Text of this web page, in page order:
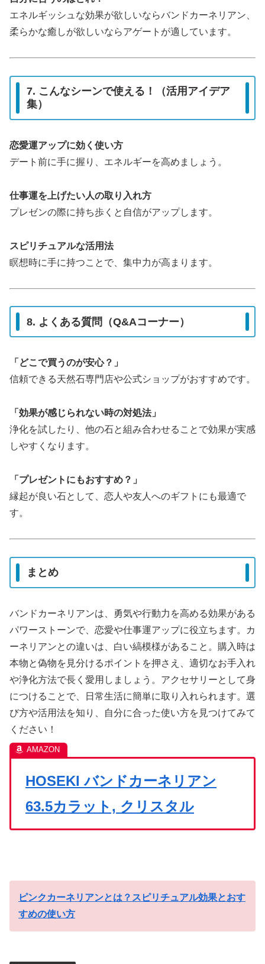
エネルギッシュな効果が欲しいならバンドカーネリアン、
柔らかな癒しが欲しいならアゲートが適しています。
7. こんなシーンで使える！（活用アイデア
集）
恋愛運アップに効く使い方
デート前に手に握り、エネルギーを高めましょう。
仕事運を上げたい人の取り入れ方
プレゼンの際に持ち歩くと自信がアップします。
スピリチュアルな活用法
瞑想時に手に持つことで、集中力が高まります。
8. よくある質問（Q&Aコーナー）
「どこで買うのが安心？」
信頼できる天然石専門店や公式ショップがおすすめです。
「効果が感じられない時の対処法」
浄化を試したり、他の石と組み合わせることで効果が実感
しやすくなります。
「プレゼントにもおすすめ？」
縁起が良い石として、恋人や友人へのギフトにも最適で
す。
まとめ
バンドカーネリアンは、勇気や行動力を高める効果がある
パワーストーンで、恋愛や仕事運アップに役立ちます。カ
ーネリアンとの違いは、白い縞模様があること。購入時は
本物と偽物を見分けるポイントを押さえ、適切なお手入れ
や浄化方法で長く愛用しましょう。アクセサリーとして身
につけることで、日常生活に簡単に取り入れられます。選
び方や活用法を知り、自分に合った使い方を見つけてみて
ください！
HOSEKI バンドカーネリアン
63.5カラット, クリスタル
ピンクカーネリアンとは？スピリチュアル効果とおす
すめの使い方